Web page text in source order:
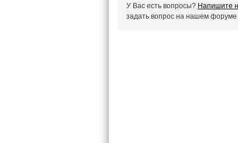
У Вас есть вопросы? Напишите
задать вопрос на нашем форуме